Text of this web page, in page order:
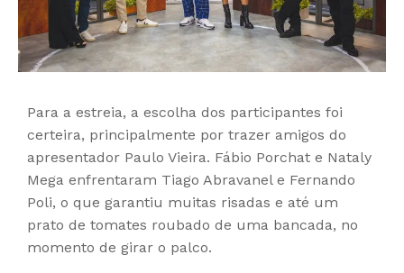
Para a estreia, a escolha dos participantes foi
certeira, principalmente por trazer amigos do
apresentador Paulo Vieira. Fábio Porchat e Nataly
Mega enfrentaram Tiago Abravanel e Fernando
Poli, o que garantiu muitas risadas e até um
prato de tomates roubado de uma bancada, no
momento de girar o palco.